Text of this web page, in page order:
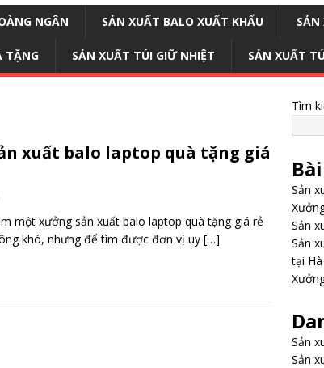
NGÂN SẢN XUẤT BALO XUẤT KHẨU
TẶNG SẢN XUẤT TÚI GIỮ NHIỆT SẢN XUẤT
xuất balo laptop quà tặng giá
một xưởng sản xuất balo laptop quà tặng giá rẻ
khó, nhưng để tìm được đơn vị uy […]
Tìm
Sản
Sản
Sản
tại
Sản
Sản